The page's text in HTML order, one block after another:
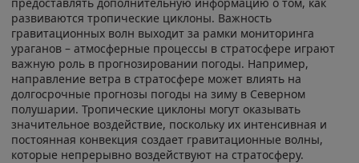
развиваются тропические циклоны. Важность
гравитационных волн выходит за рамки мониторинга
ураганов – атмосферные процессы в стратосфере играют
важную роль в прогнозировании погоды. Например,
направление ветра в стратосфере может влиять на
долгосрочные прогнозы погоды на зиму в Северном
полушарии. Тропические циклоны могут оказывать
значительное воздействие, поскольку их интенсивная и
постоянная конвекция создает гравитационные волны,
которые непрерывно воздействуют на стратосферу.